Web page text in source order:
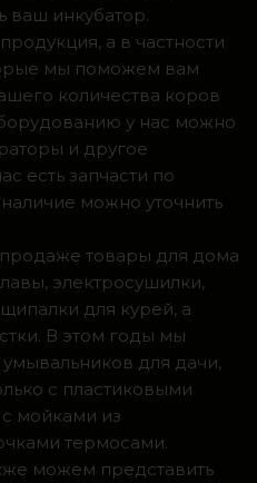
ваш инкубатор.
а в частности
мы поможем вам
количества коров
у нас можно
и другое
есть запчасти по
можно уточнить
товары для дома
электросушилки,
для курей, а
В этом годы мы
для дачи,
с пластиковыми
мойками из
термосами.
можем представить